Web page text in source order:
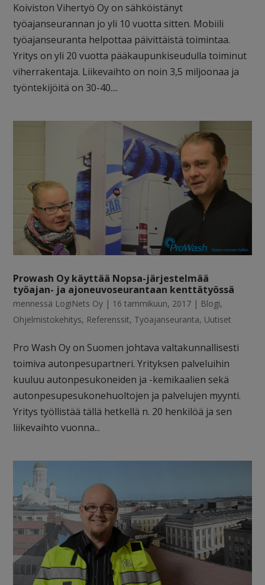
Koiviston Vihertyö Oy on sähköistänyt
työajanseurannan jo yli 10 vuotta sitten. Mobiili
työajanseuranta helpottaa päivittäistä toimintaa.
Yritys on yli 20 vuotta pääkaupunkiseudulla toiminut
viherrakentaja. Liikevaihto on noin 3,5 miljoonaa ja
työntekijöitä on 30-40....
Prowash Oy käyttää Nopsa-järjestelmää
työajan- ja ajoneuvoseurantaan kenttätyössä
mennessä LogiNets Oy | 16 tammikuun, 2017 | Blogi,
Ohjelmistokehitys, Referenssit, Työajanseuranta, Uutiset
Pro Wash Oy on Suomen johtava valtakunnallisesti
toimiva autonpesupartneri. Yrityksen palveluihin
kuuluu autonpesukoneiden ja -kemikaalien sekä
autonpesupesukonehuoltojen ja palvelujen myynti.
Yritys työllistää tällä hetkellä n. 20 henkilöä ja sen
liikevaihto vuonna...